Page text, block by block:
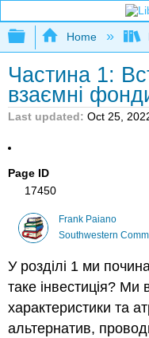
Expand/
Home
Частина 1:
взаємні
Last updated Oct 25,
Page ID
17450
Frank Paiano
Southwestern
У розділі 1 ми
таке інвестиція? Ми
характеристики та
альтернатив,